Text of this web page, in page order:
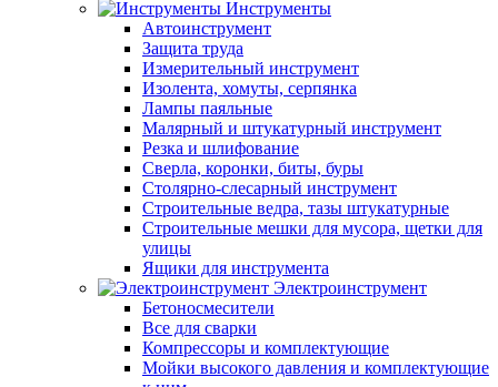
Инструменты
Автоинструмент
Защита труда
Измерительный инструмент
Изолента, хомуты, серпянка
Лампы паяльные
Малярный и штукатурный инструмент
Резка и шлифование
Сверла, коронки, биты, буры
Столярно-слесарный инструмент
Строительные ведра, тазы штукатурные
Строительные мешки для мусора, щетки для
улицы
Ящики для инструмента
Электроинструмент
Бетоносмесители
Все для сварки
Компрессоры и комплектующие
Мойки высокого давления и комплектующие